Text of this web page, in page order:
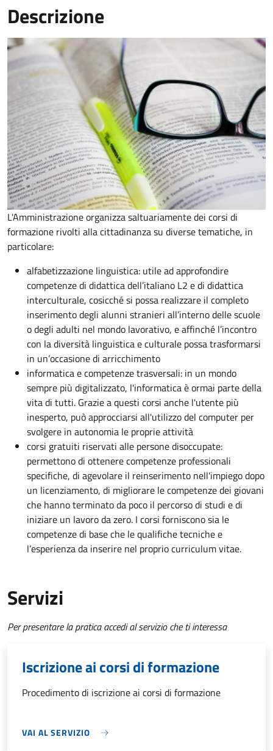
Descrizione
L'Amministrazione organizza saltuariamente dei corsi di
formazione rivolti alla cittadinanza su diverse tematiche, in
particolare:
alfabetizzazione linguistica: utile ad approfondire
competenze di didattica dell’italiano L2 e di didattica
interculturale, cosicché si possa realizzare il completo
inserimento degli alunni stranieri all’interno delle scuole
o degli adulti nel mondo lavorativo, e affinché l’incontro
con la diversità linguistica e culturale possa trasformarsi
in un’occasione di arricchimento
informatica e competenze trasversali: in un mondo
sempre più digitalizzato, l'informatica è ormai parte della
vita di tutti. Grazie a questi corsi anche l'utente più
inesperto, può approcciarsi all'utilizzo del computer per
svolgere in autonomia le proprie attività
corsi gratuiti riservati alle persone disoccupate:
permettono di ottenere competenze professionali
specifiche, di agevolare il reinserimento nell'impiego dopo
un licenziamento, di migliorare le competenze dei giovani
che hanno terminato da poco il percorso di studi e di
iniziare un lavoro da zero. I corsi forniscono sia le
competenze di base che le qualifiche tecniche e
l’esperienza da inserire nel proprio curriculum vitae.
Servizi
Per presentare la pratica accedi al servizio che ti interessa
Iscrizione ai corsi di formazione
Procedimento di iscrizione ai corsi di formazione
VAI AL SERVIZIO